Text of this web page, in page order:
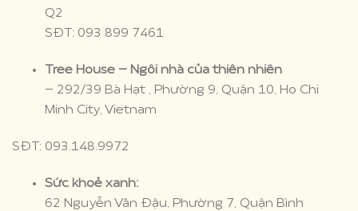
Q2
SĐT: 093 899 7461
Tree House – Ngôi nhà của thiên nhiên
– 292/39 Bà Hạt , Phường 9, Quận 10, Ho Chi
Minh City, Vietnam
SĐT: 093.148.9972
Sức khoẻ xanh:
62 Nguyễn Văn Đậu, Phường 7, Quận Bình